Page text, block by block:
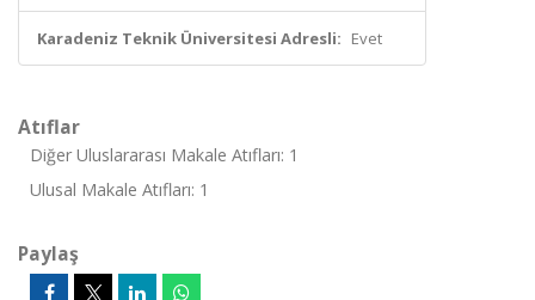
Karadeniz Teknik Üniversitesi Adresli: Evet
Atıflar
Diğer Uluslararası Makale Atıfları: 1
Ulusal Makale Atıfları: 1
Paylaş